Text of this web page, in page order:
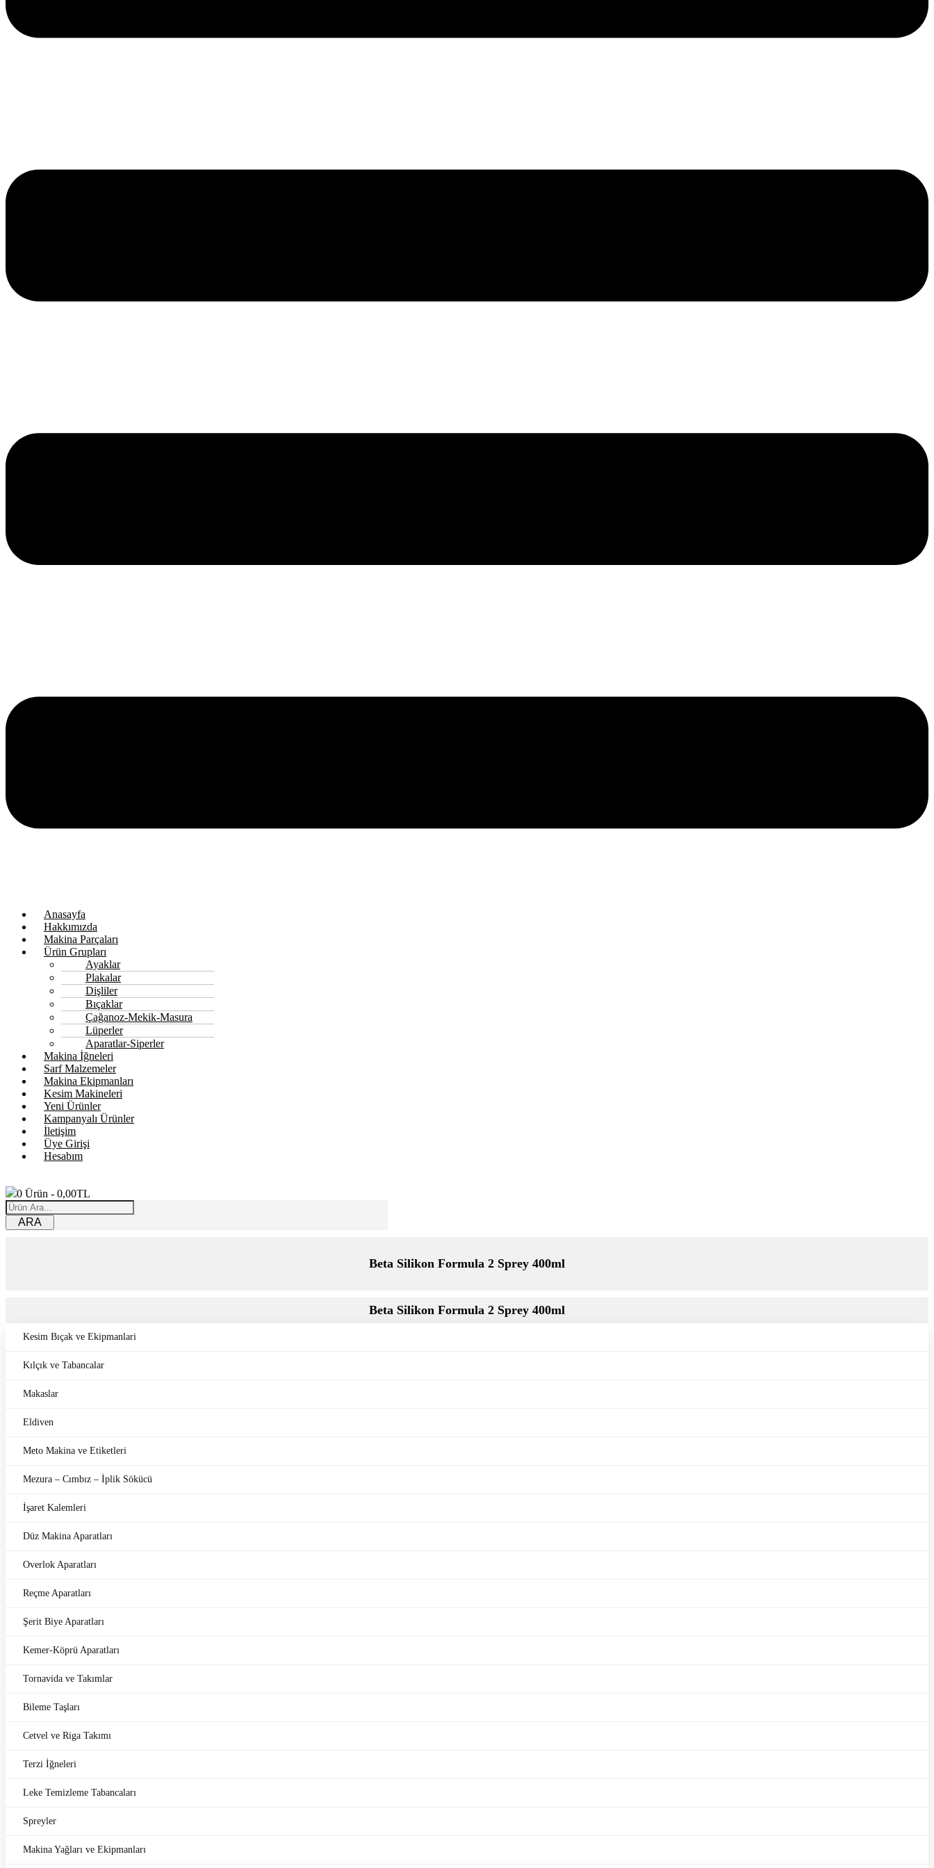
Anasayfa
Hakkımızda
Makina Parçaları
Ürün Grupları
Ayaklar
Plakalar
Dişliler
Bıçaklar
Çağanoz-Mekik-Masura
Lüperler
Aparatlar-Siperler
Makina İğneleri
Sarf Malzemeler
Makina Ekipmanları
Kesim Makineleri
Yeni Ürünler
Kampanyalı Ürünler
İletişim
Üye Girişi
Hesabım
0 Ürün - 0,00TL
ARA
Beta Silikon Formula 2 Sprey 400ml
Beta Silikon Formula 2 Sprey 400ml
Kesim Bıçak ve Ekipmanlari
Kılçık ve Tabancalar
Makaslar
Eldiven
Meto Makina ve Etiketleri
Mezura – Cımbız – İplik Sökücü
İşaret Kalemleri
Düz Makina Aparatları
Overlok Aparatları
Reçme Aparatları
Şerit Biye Aparatları
Kemer-Köprü Aparatları
Tornavida ve Takımlar
Bileme Taşları
Cetvel ve Riga Takımı
Terzi İğneleri
Leke Temizleme Tabancaları
Spreyler
Makina Yağları ve Ekipmanları